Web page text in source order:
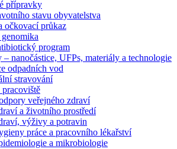
přípravky
stavu obyvatelstva
očkovací průkaz
program
– nanočástice, UFPs, materiály a technologie
odpadních vod
stravování
pracoviště
veřejného zdraví
a životního prostředí
výživy a potravin
práce a pracovního lékařství
a mikrobiologie